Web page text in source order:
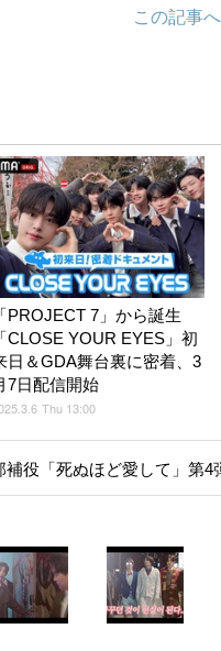
この記事
「PROJECT 7」から誕生
「CLOSE YOUR EYES」初
日＆GDA舞台裏に密着、3
7日配信開始
Thu 13:00
役「死ぬほど愛して」第4